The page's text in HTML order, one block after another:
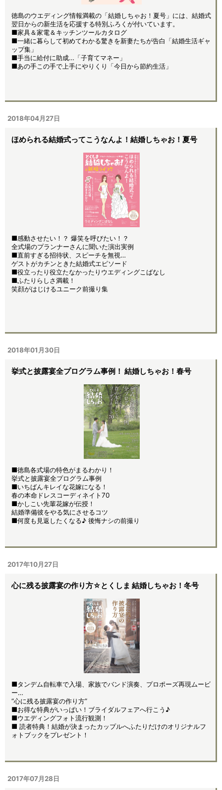
徳島のウエディング情報満載の「結婚しちゃお！夏号」には、結婚式
翌日からの新生活を応援する特別ふろくが付いています。
■家具＆家電＆キッチンツールカタログ
■一緒に暮らして初めてわかる驚きを新妻たちが告白「結婚生活ギャ
ップ集」
■手当に給付に助成…「子育てマネー」
■あの手この手で上手にやりくり「今日から節約生活」
2018年04月27日
ほめられる結婚式ってこうなんよ！結婚しちゃお！夏号
■感動させたい！？ 爆笑を呼びたい！？
全式場のプランナーさんに聞いた演出実例
■直前すぎる招待状、スピーチを無視…
ゲストがカチンときた結婚式エピソード
■役立ったり役立たなかったりウエディングこばなし
■ふたりらしさ満載！
笑顔がはじけるユニーク前撮り集
2018年01月30日
挙式と披露宴全プログラム事例！ 結婚しちゃお！春号
■徳島各式場の特色がまるわかり！
挙式と披露宴全プログラム事例
■いちばんキレイな花嫁になる！
春の本命ドレスコーディネイト70
■かしこい先輩花嫁が伝授！
結婚準備彼をやる気にさせるコツ
■何度も見返したくなる♪ 後悔ナシの前撮り
2017年10月27日
心に残る披露宴の作り方☆とくしま 結婚しちゃお！冬号
■タンデム自転車で入場、家族でバンド演奏、プロポーズ再現ムービ
ー…
“心に残る披露宴の作り方”
■お得な特典がいっぱい！ブライダルフェアへ行こう♪
■ウエディングフォト流行観測！
■ 読者特典！結婚が決まったカップルへふたりだけのオリジナルフ
ォトブックをプレゼント！
2017年07月28日